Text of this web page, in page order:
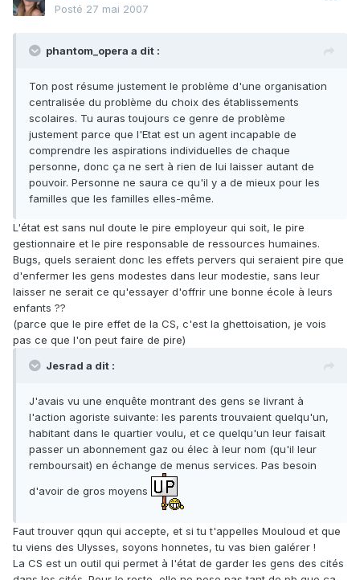
Posté 27 mai 2007
phantom_opera a dit :
Ton post résume justement le problème d'une organisation
centralisée du problème du choix des établissements
scolaires. Tu auras toujours ce genre de problème
justement parce que l'Etat est un agent incapable de
comprendre les aspirations individuelles de chaque
personne, donc ça ne sert à rien de lui laisser autant de
pouvoir. Personne ne saura ce qu'il y a de mieux pour les
familles que les familles elles-même.
L'état est sans nul doute le pire employeur qui soit, le pire
gestionnaire et le pire responsable de ressources humaines.
Bugs, quels seraient donc les effets pervers qui seraient pire que
d'enfermer les gens modestes dans leur modestie, sans leur
laisser ne serait ce qu'essayer d'offrir une bonne école à leurs
enfants ??
(parce que le pire effet de la CS, c'est la ghettoisation, je vois
pas ce que l'on peut faire de pire)
Jesrad a dit :
J'avais vu une enquête montrant des gens se livrant à
l'action agoriste suivante: les parents trouvaient quelqu'un,
habitant dans le quartier voulu, et ce quelqu'un leur faisait
passer un abonnement gaz ou élec à leur nom (qu'il leur
remboursait) en échange de menus services. Pas besoin
d'avoir de gros moyens
Faut trouver qqun qui accepte, et si tu t'appelles Mouloud et que
tu viens des Ulysses, soyons honnetes, tu vas bien galérer !
La CS est un outil qui permet à l'état de garder les gens des cités